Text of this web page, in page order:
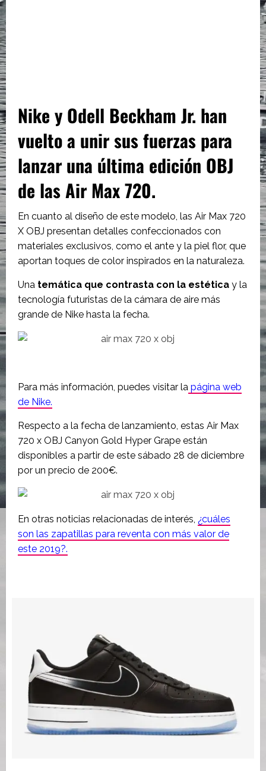
Nike y Odell Beckham Jr. han
vuelto a unir sus fuerzas para
lanzar una última edición OBJ
de las Air Max 720.
En cuanto al diseño de este modelo, las Air Max 720
X OBJ presentan detalles confeccionados con
materiales exclusivos, como el ante y la piel flor, que
aportan toques de color inspirados en la naturaleza.
Una temática que contrasta con la estética y la
tecnología futuristas de la cámara de aire más
grande de Nike hasta la fecha.
Para más información, puedes visitar la página web
de Nike.
Respecto a la fecha de lanzamiento, estas Air Max
720 x OBJ Canyon Gold Hyper Grape están
disponibles a partir de este sábado 28 de diciembre
por un precio de 200€.
En otras noticias relacionadas de interés, ¿cuáles
son las zapatillas para reventa con más valor de
este 2019?.